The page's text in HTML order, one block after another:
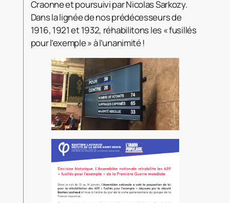
Craonne et poursuivi par Nicolas Sarkozy.
Dans la lignée de nos prédécesseurs de
1916, 1921 et 1932, réhabilitons les « fusillés
pour l’exemple » à l’unanimité !